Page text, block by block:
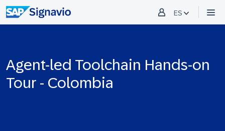
ES
Agent-led Toolchain Hands-on
Tour - Colombia